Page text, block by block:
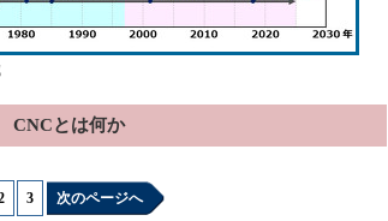
CNCとは何か
3 次のページへ